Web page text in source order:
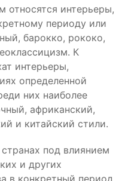
относятся интерьеры,
периоду или
барокко, рококо,
К
интерьеры,
определенной
них наиболее
африканский,
и китайский стили.
под влиянием
и других